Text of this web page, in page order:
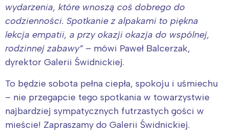
wydarzenia, które wnoszą coś dobrego do
codzienności. Spotkanie z alpakami to piękna
lekcja empatii, a przy okazji okazja do wspólnej,
rodzinnej zabawy” – mówi Paweł Balcerzak,
dyrektor Galerii Świdnickiej.
To będzie sobota pełna ciepła, spokoju i uśmiechu
– nie przegapcie tego spotkania w towarzystwie
najbardziej sympatycznych futrzastych gości w
mieście! Zapraszamy do Galerii Świdnickiej.